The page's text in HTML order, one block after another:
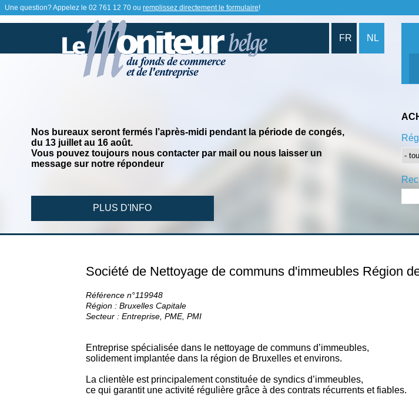
Une question? Appelez le 02 761 12 70 ou remplissez directement le formulaire!
FR NL
Nos bureaux seront fermés l’après-midi pendant la période de congés,
du 13 juillet au 16 août.
Vous pouvez toujours nous contacter par mail ou nous laisser un
message sur notre répondeur
PLUS D'INFO
Société de Nettoyage de communs d'immeubles Région
Référence n°119948
Région : Bruxelles Capitale
Secteur : Entreprise, PME, PMI
Entreprise spécialisée dans le nettoyage de communs d’immeubles,
solidement implantée dans la région de Bruxelles et environs.
La clientèle est principalement constituée de syndics d’immeubles,
ce qui garantit une activité régulière grâce à des contrats récurrents et fiables.